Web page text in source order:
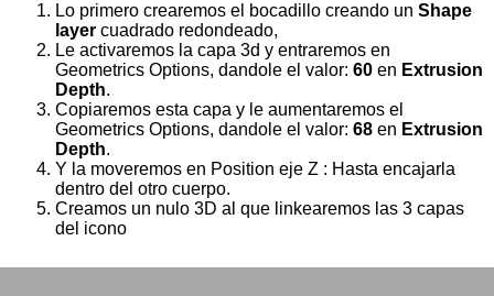
Lo primero crearemos el bocadillo creando un Shape
layer cuadrado redondeado,
Le activaremos la capa 3d y entraremos en
Geometrics Options, dandole el valor: 60 en Extrusion
Depth.
Copiaremos esta capa y le aumentaremos el
Geometrics Options, dandole el valor: 68 en Extrusion
Depth.
Y la moveremos en Position eje Z : Hasta encajarla
dentro del otro cuerpo.
Creamos un nulo 3D al que linkearemos las 3 capas
del icono